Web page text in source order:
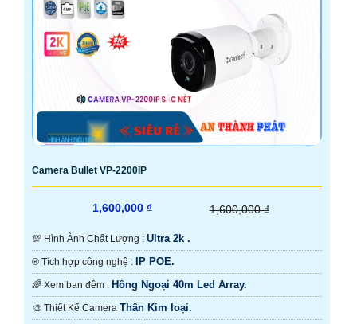
Camera Bullet VP-2200IP
1,600,000 ₫ 1,600,000 ₫
💯 Hình Ành Chất Lượng : Ultra 2k .
®️ Tích hợp công nghệ : IP POE.
🌈 Xem ban đêm : Hồng Ngoại 40m Led Array.
🎨 Thiết Kế Camera Thân Kim loại.